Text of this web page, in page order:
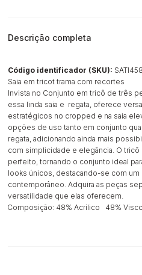
Descrição completa
Código identificador (SKU):
Saia em tricot trama com recortes
Invista no Conjunto em tricô de três
essa linda saia e regata, oferece
estratégicos no cropped e na saia
opções de uso tanto em conjunto
regata, adicionando ainda mais
com simplicidade e elegância. O
perfeito, tornando o conjunto ideal
looks únicos, destacando-se com um
contemporâneo. Adquira as peças
versatilidade que elas oferecem.
Composição: 48% Acrílico 48%